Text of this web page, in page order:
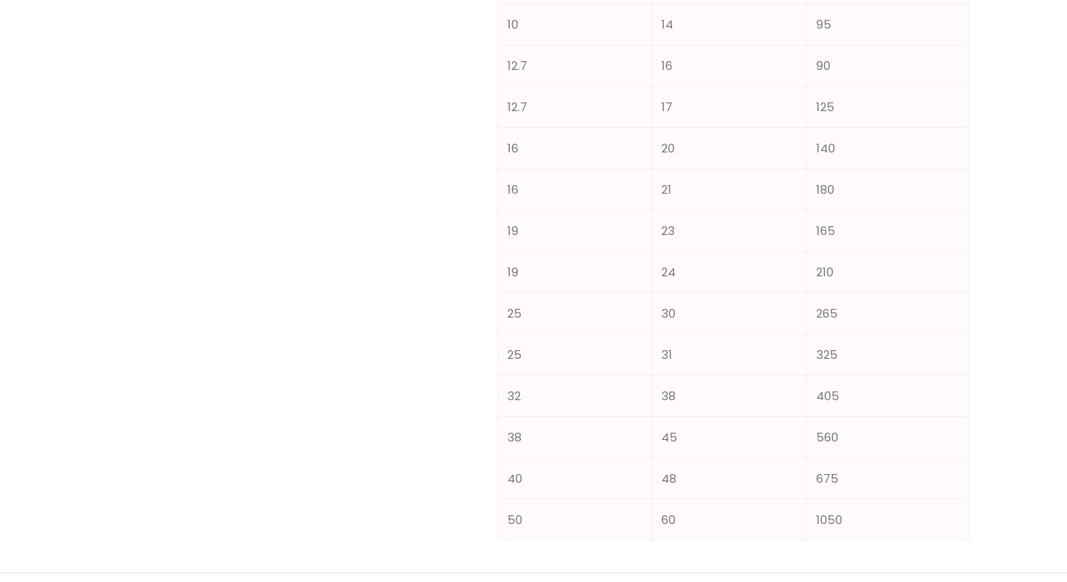
10 14 95
12.7 16 90
12.7 17 125
16 20 140
16 21 180
19 23 165
19 24 210
25 30 265
25 31 325
32 38 405
38 45 560
40 48 675
50 60 1050